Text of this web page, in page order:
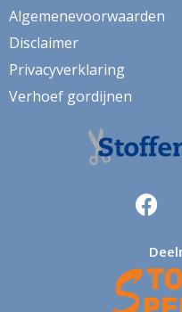
kat
katoen
katten
Algemenevoorwaarden
Disclaimer
Privacyverklaring
Verhoef gordijnen